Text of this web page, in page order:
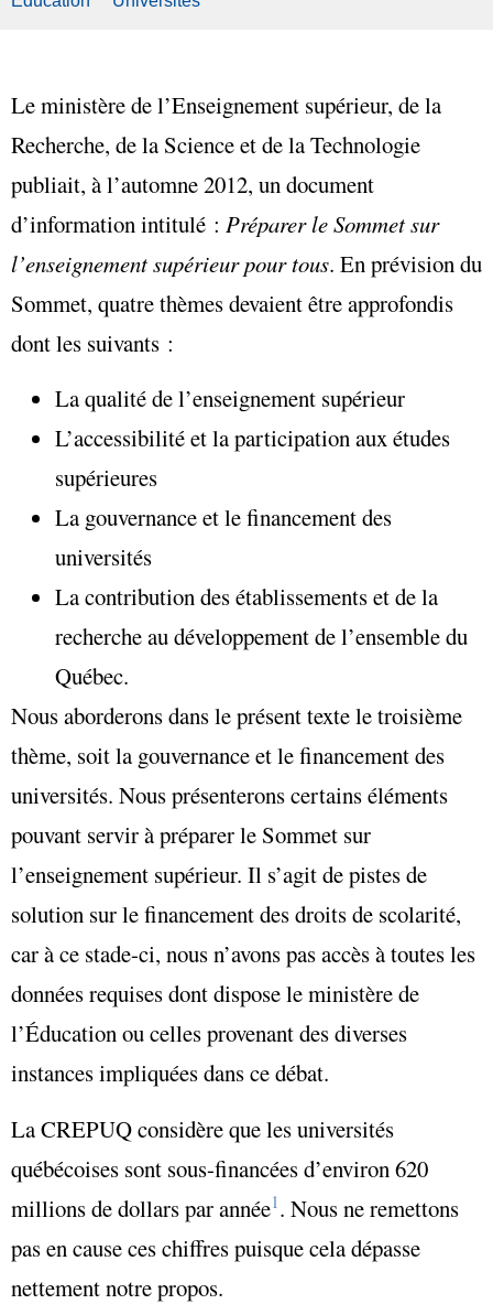
Le ministère de l’Enseignement supérieur, de la
Recherche, de la Science et de la Technologie
publiait, à l’automne 2012, un document
d’information intitulé : Préparer le Sommet sur
l’enseignement supérieur pour tous. En prévision du
Sommet, quatre thèmes devaient être approfondis
dont les suivants :
La qualité de l’enseignement supérieur
L’accessibilité et la participation aux études
supérieures
La gouvernance et le financement des
universités
La contribution des établissements et de la
recherche au développement de l’ensemble du
Québec.
Nous aborderons dans le présent texte le troisième
thème, soit la gouvernance et le financement des
universités. Nous présenterons certains éléments
pouvant servir à préparer le Sommet sur
l’enseignement supérieur. Il s’agit de pistes de
solution sur le financement des droits de scolarité,
car à ce stade-ci, nous n’avons pas accès à toutes les
données requises dont dispose le ministère de
l’Éducation ou celles provenant des diverses
instances impliquées dans ce débat.
La CREPUQ considère que les universités
québécoises sont sous-financées d’environ 620
millions de dollars par année1 . Nous ne remettons
pas en cause ces chiffres puisque cela dépasse
nettement notre propos.